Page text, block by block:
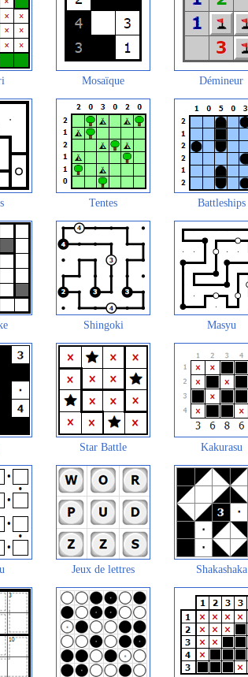
Mosaïque Démineur
Tentes Battleships
Shingoki Masyu
Star Battle Kakurasu
Jeux de lettres Shakashaka